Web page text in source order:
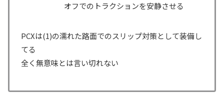
オフでのトラクションを安静させる
PCXは(1)の濡れた路面でのスリップ対策として装備し
てる
全く無意味とは言い切れない